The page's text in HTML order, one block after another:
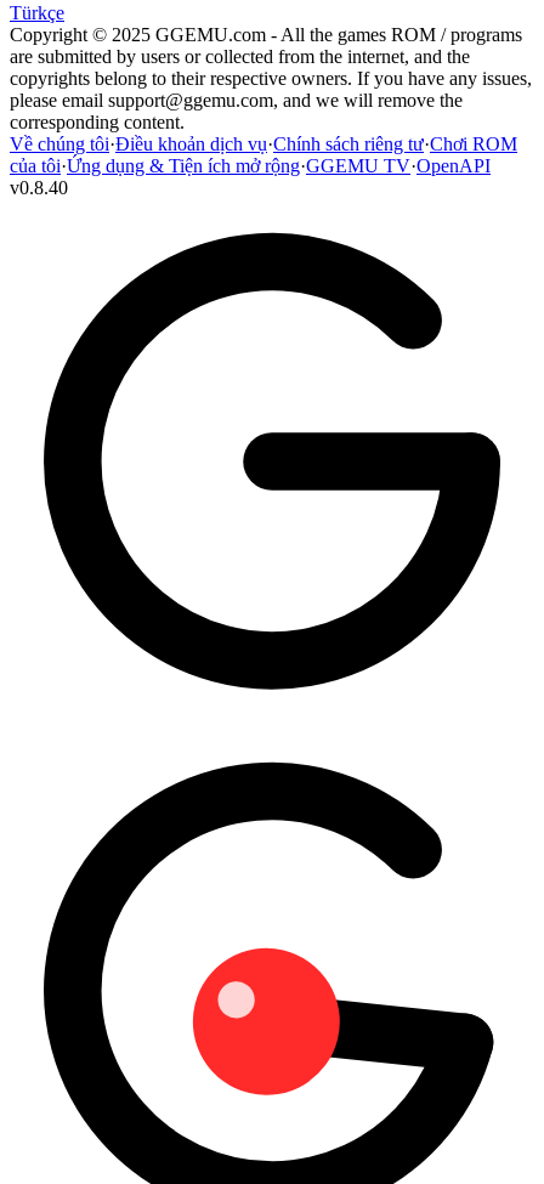
Türkçe
Copyright © 2025 GGEMU.com - All the games ROM / programs
are submitted by users or collected from the internet, and the
copyrights belong to their respective owners. If you have any issues,
please email support@ggemu.com, and we will remove the
corresponding content.
Về chúng tôi·Điều khoản dịch vụ·Chính sách riêng tư·Chơi ROM
của tôi·Ứng dụng & Tiện ích mở rộng·GGEMU TV·OpenAPI
v0.8.40